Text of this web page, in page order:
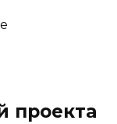
проекта